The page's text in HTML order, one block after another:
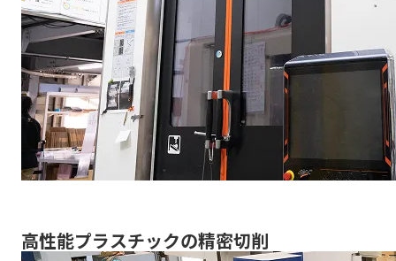
高性能プラスチックの精密切削